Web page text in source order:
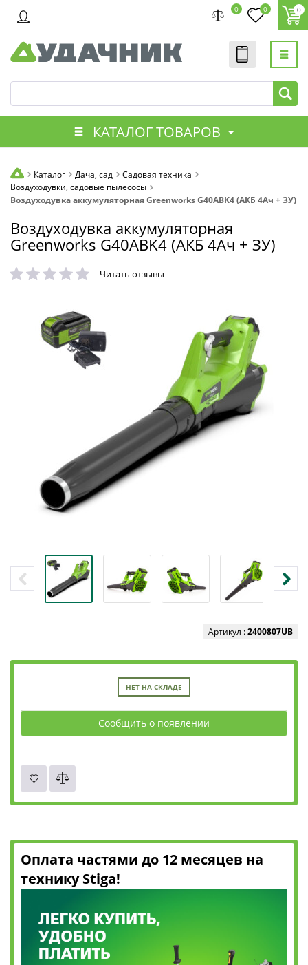
0 0 0
КАТАЛОГ ТОВАРОВ
Каталог Дача, сад
Садовая техника
Воздуходувки, садовые пылесосы
Воздуходувка аккумуляторная Greenworks G40ABK4 (АКБ 4Ач + ЗУ)
Воздуходувка аккумуляторная
Greenworks G40ABK4 (АКБ 4Ач + ЗУ)
Читать отзывы
Артикул :2400807UB
НЕТ НА СКЛАДЕ
Сообщить о появлении
Оплата частями до 12 месяцев на
технику Stiga!